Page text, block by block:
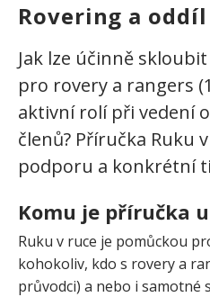
Rovering a
Jak lze účinně
pro rovery a rangers
aktivní rolí při vedení
členů? Příručka Ruku
podporu a konkrétní
Komu je příručka
Ruku v ruce je pomůckou
kohokoliv, kdo s rovery a
průvodci) a nebo i samotné